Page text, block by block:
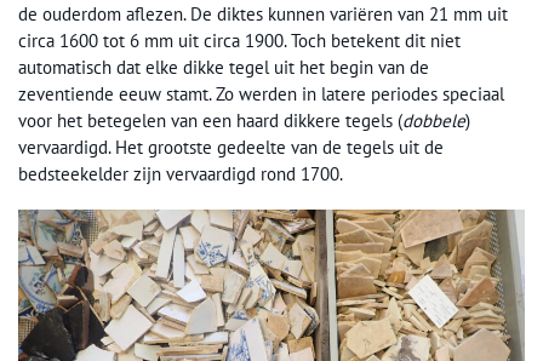
de ouderdom aflezen. De diktes kunnen variëren van 21 mm uit
circa 1600 tot 6 mm uit circa 1900. Toch betekent dit niet
automatisch dat elke dikke tegel uit het begin van de
zeventiende eeuw stamt. Zo werden in latere periodes speciaal
voor het betegelen van een haard dikkere tegels (dobbele)
vervaardigd. Het grootste gedeelte van de tegels uit de
bedsteekelder zijn vervaardigd rond 1700.